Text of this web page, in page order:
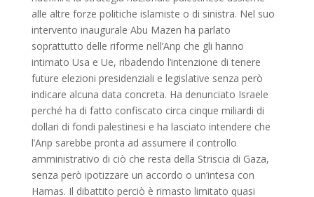
alle altre forze politiche islamiste o di sinistra. Nel suo
intervento inaugurale Abu Mazen ha parlato
soprattutto delle riforme nell’Anp che gli hanno
intimato Usa e Ue, ribadendo l’intenzione di tenere
future elezioni presidenziali e legislative senza però
indicare alcuna data concreta. Ha denunciato Israele
perché ha di fatto confiscato circa cinque miliardi di
dollari di fondi palestinesi e ha lasciato intendere che
l’Anp sarebbe pronta ad assumere il controllo
amministrativo di ciò che resta della Striscia di Gaza,
senza però ipotizzare un accordo o un’intesa con
Hamas. Il dibattito perciò è rimasto limitato quasi